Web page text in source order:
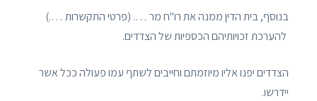
בנוסף, בית הדין ממנה את רו"ח מר …. (פרטי התקשרות ….)
להערכת זכויותיהם הכספיות של הצדדים.
הצדדים יפנו אליו מיוזמתם וחייבים לשתף עמו פעולה ככל אשר
יידרשו.